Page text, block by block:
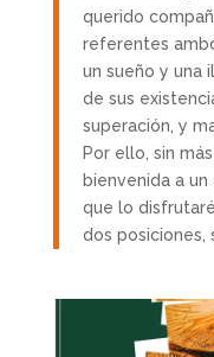
querido
referentes
un sueño y una
de sus
superación, y
Por ello, sin
bienvenida a
que lo
dos posiciones,